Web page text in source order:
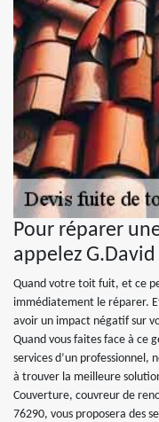
Pour réparer
appelez
Quand votre toit fuit, et ce
immédiatement le réparer.
avoir un impact négatif sur
Quand vous faites face à ce
services d’un
à trouver la meilleure
Couverture, couvreur de
76290, vous proposera des